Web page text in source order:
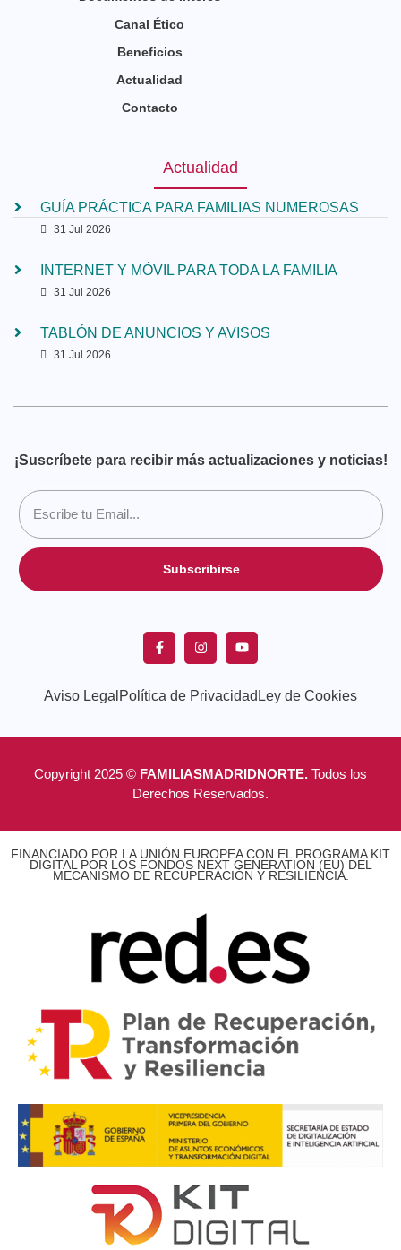
Canal Ético
Beneficios
Actualidad
Contacto
Actualidad
GUÍA PRÁCTICA PARA FAMILIAS NUMEROSAS
31 Jul 2026
INTERNET Y MÓVIL PARA TODA LA FAMILIA
31 Jul 2026
TABLÓN DE ANUNCIOS Y AVISOS
31 Jul 2026
¡Suscríbete para recibir más actualizaciones y noticias!
Subscribirse
Aviso Legal Política de Privacidad Ley de Cookies
Copyright 2025 © FAMILIASMADRIDNORTE. Todos los
Derechos Reservados.
FINANCIADO POR LA UNIÓN EUROPEA CON EL PROGRAMA KIT
DIGITAL POR LOS FONDOS NEXT GENERATION (EU) DEL
MECANISMO DE RECUPERACIÓN Y RESILIENCIA.